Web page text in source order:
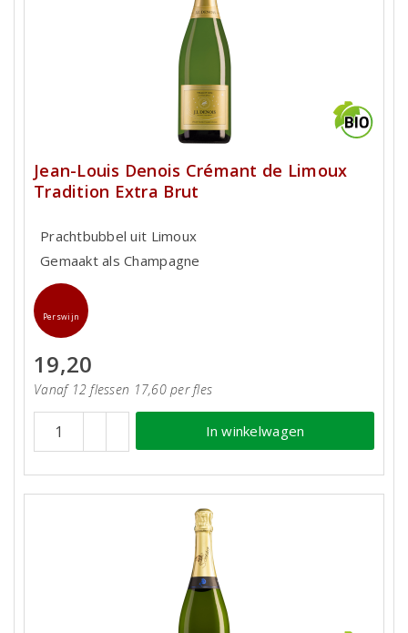
Jean-Louis Denois Crémant de Limoux
Tradition Extra Brut
Prachtbubbel uit Limoux
Gemaakt als Champagne
Perswijn
19,20
Vanaf 12 flessen 17,60 per fles
In winkelwagen